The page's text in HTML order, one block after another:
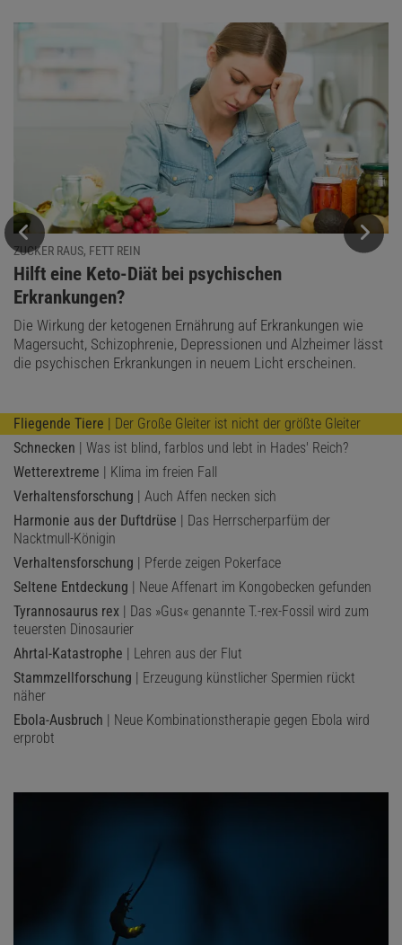
ZUCKER RAUS, FETT REIN
:
Hilft eine Keto-Diät bei psychischen
Erkrankungen?
Die Wirkung der ketogenen Ernährung auf Erkrankungen wie
Magersucht, Schizophrenie, Depressionen und Alzheimer lässt
die psychischen Erkrankungen in neuem Licht erscheinen.
Fliegende Tiere | Der Große Gleiter ist nicht der größte Gleiter
Schnecken | Was ist blind, farblos und lebt in Hades' Reich?
Wetterextreme | Klima im freien Fall
Verhaltensforschung | Auch Affen necken sich
Harmonie aus der Duftdrüse | Das Herrscherparfüm der
Nacktmull-Königin
Verhaltensforschung | Pferde zeigen Pokerface
Seltene Entdeckung | Neue Affenart im Kongobecken gefunden
Tyrannosaurus rex | Das »Gus« genannte T.-rex-Fossil wird zum
teuersten Dinosaurier
Ahrtal-Katastrophe | Lehren aus der Flut
Stammzellforschung | Erzeugung künstlicher Spermien rückt
näher
Ebola-Ausbruch | Neue Kombinationstherapie gegen Ebola wird
erprobt